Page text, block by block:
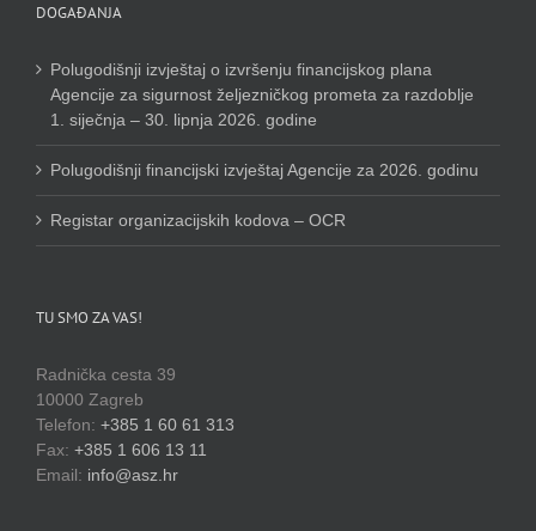
DOGAĐANJA
Polugodišnji izvještaj o izvršenju financijskog plana
Agencije za sigurnost željezničkog prometa za razdoblje
1. siječnja – 30. lipnja 2026. godine
Polugodišnji financijski izvještaj Agencije za 2026. godinu
Registar organizacijskih kodova – OCR
TU SMO ZA VAS!
Radnička cesta 39
10000 Zagreb
Telefon: +385 1 60 61 313
Fax: +385 1 606 13 11
Email: info@asz.hr